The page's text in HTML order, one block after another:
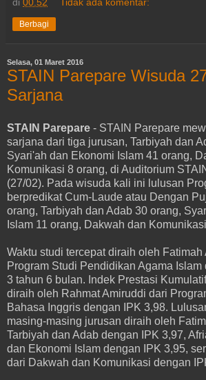
Berbagi
Selasa, 01 Maret 2016
STAIN Parepare Wisuda
Sarjana
STAIN Parepare - STAIN Parepare
sarjana dari tiga jurusan, Tarbiyah dan
Syari'ah dan Ekonomi Islam 41 orang,
Komunikasi 8 orang, di Auditorium
(27/02). Pada wisuda kali ini lulusan
berpredikat Cum-Laude atau Dengan
orang, Tarbiyah dan Adab 30 orang,
Islam 11 orang, Dakwah dan
Waktu studi tercepat diraih oleh Fatimah
Program Studi Pendidikan Agama Islam
3 tahun 6 bulan. Indek Prestasi
diraih oleh Rahmat Amiruddi dari
Bahasa Inggris dengan IPK 3,98.
masing-masing jurusan diraih oleh
Tarbiyah dan Adab dengan IPK 3,97,
dan Ekonomi Islam dengan IPK 3,95,
dari Dakwah dan Komunikasi dengan